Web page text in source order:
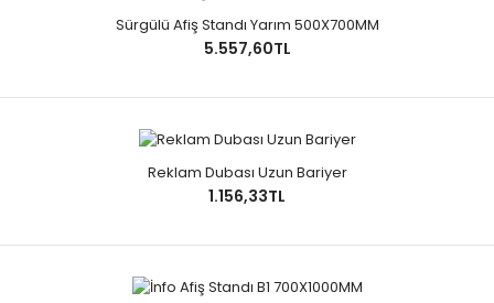
Sürgülü Afiş Standı Yarım 500X700MM
5.557,60TL
Reklam Dubası Uzun Bariyer
1.156,33TL